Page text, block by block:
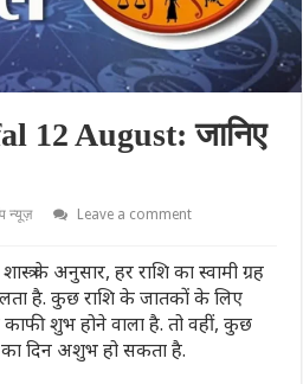
12 August: जानिए
न्यूज़
Leave a comment
के अनुसार, हर राशि का स्वामी ग्रह
है. कुछ राशि के जातकों के लिए
शुभ होने वाला है. तो वहीं, कुछ
दिन अशुभ हो सकता है.